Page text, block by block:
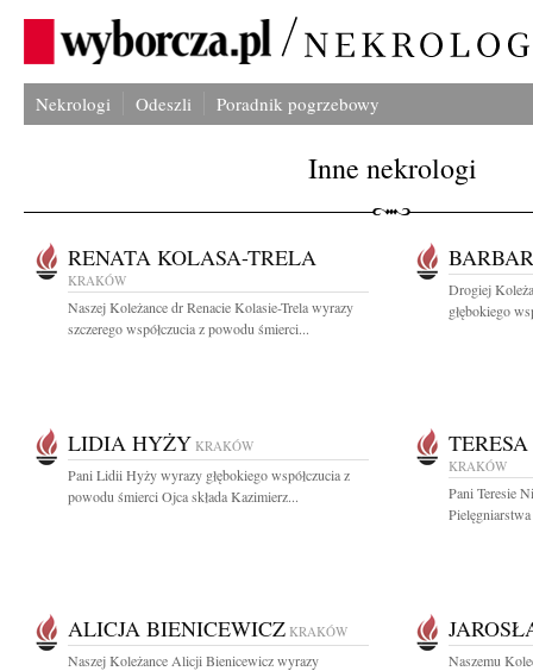
Nekrologi Odeszli Poradnik pogrzebowy
Inne nekrologi
RENATA KOLASA-TRELA
KRAKÓW
Naszej Koleżance dr Renacie Kolasie-Trela wyrazy
szczerego współczucia z powodu śmierci...
Drogiej
głębokiego
LIDIA HYŻY KRAKÓW
Pani Lidii Hyży wyrazy głębokiego współczucia z
powodu śmierci Ojca składa Kazimierz...
KRAKÓW
Pani Teresie
ALICJA BIENICEWICZ KRAKÓW
Naszej Koleżance Alicji Bienicewicz wyrazy
Naszemu